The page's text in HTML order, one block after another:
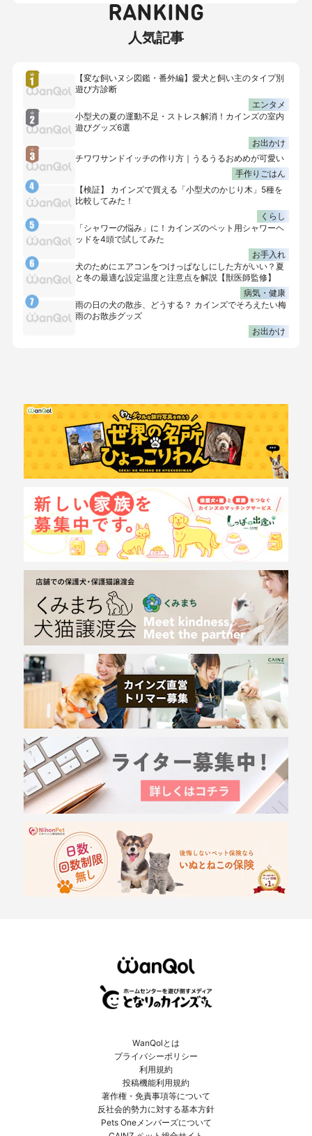
RANKING
人気記事
【変な飼いヌシ図鑑・番外編】愛犬と飼い主のタイプ別
遊び方診断
エンタメ
小型犬の夏の運動不足・ストレス解消！カインズの室内
遊びグッズ6選
お出かけ
チワワサンドイッチの作り方｜うるうるおめめが可愛い
手作りごはん
【検証】 カインズで買える「小型犬のかじり木」5種を
比較してみた！
くらし
「シャワーの悩み」に！カインズのペット用シャワーヘ
ッドを4頭で試してみた
お手入れ
犬のためにエアコンをつけっぱなしにした方がいい？夏
と冬の最適な設定温度と注意点を解説【獣医師監修】
病気・健康
雨の日の犬の散歩、どうする？ カインズでそろえたい梅
雨のお散歩グッズ
お出かけ
WanQolとは
プライバシーポリシー
利用規約
投稿機能利用規約
著作権・免責事項等について
反社会的勢力に対する基本方針
Pets Oneメンバーズについて